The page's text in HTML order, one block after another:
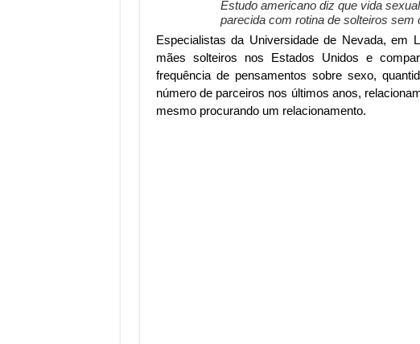
Estudo americano diz que vida
parecida com rotina de solteiros sem
Especialistas da Universidade de Nevada, em
mães solteiros nos Estados Unidos e
frequência de pensamentos sobre sexo,
número de parceiros nos últimos anos,
mesmo procurando um relacionamento.